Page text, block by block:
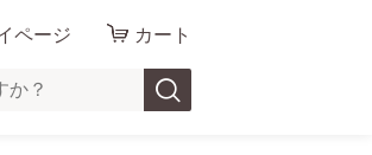
ページ カート